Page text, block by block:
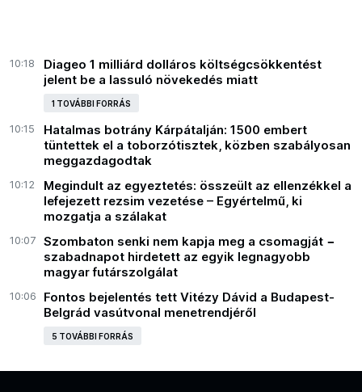
10:18
Diageo 1 milliárd dolláros költségcsökkentést
jelent be a lassuló növekedés miatt
1 TOVÁBBI FORRÁS
10:15
Hatalmas botrány Kárpátalján: 1500 embert
tüntettek el a toborzótisztek, közben szabályosan
meggazdagodtak
10:12
Megindult az egyeztetés: összeült az ellenzékkel a
lefejezett rezsim vezetése – Egyértelmű, ki
mozgatja a szálakat
10:07
Szombaton senki nem kapja meg a csomagját −
szabadnapot hirdetett az egyik legnagyobb
magyar futárszolgálat
10:06
Fontos bejelentés tett Vitézy Dávid a Budapest-
Belgrád vasútvonal menetrendjéről
5 TOVÁBBI FORRÁS